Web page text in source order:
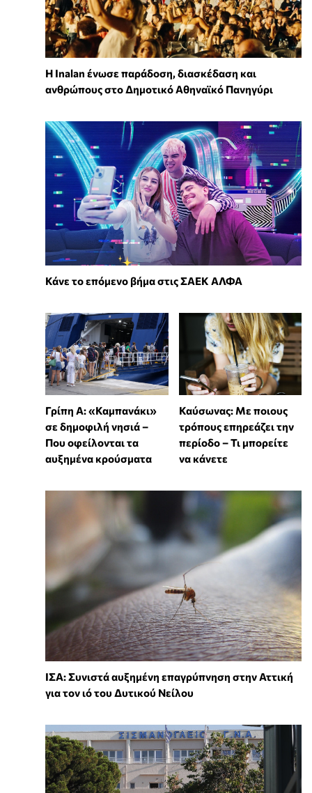
Η Inalan ένωσε παράδοση, διασκέδαση και
ανθρώπους στο Δημοτικό Αθηναϊκό Πανηγύρι
Κάνε το επόμενο βήμα στις ΣΑΕΚ ΑΛΦΑ
Γρίπη Α: «Καμπανάκι»
σε δημοφιλή νησιά –
Που οφείλονται τα
αυξημένα κρούσματα
Καύσωνας: Με ποιους
τρόπους επηρεάζει την
περίοδο – Τι μπορείτε
να κάνετε
ΙΣΑ: Συνιστά αυξημένη επαγρύπνηση στην Αττική
για τον ιό του Δυτικού Νείλου